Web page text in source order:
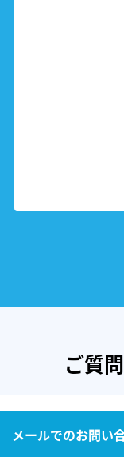
ご質
メールでのお問い